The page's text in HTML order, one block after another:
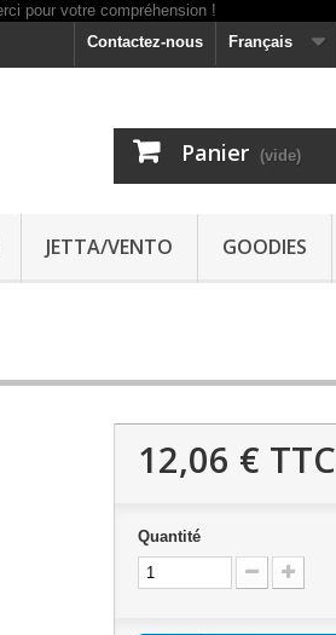
Français
Contactez-nous
Panier (vide)
JETTA/VENTO GOODIES
12,06 € TTC
Quantité